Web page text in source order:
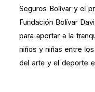
Seguros Bolívar y el
Fundación Bolívar
para aportar a la
niños y niñas entre
del arte y el deporte